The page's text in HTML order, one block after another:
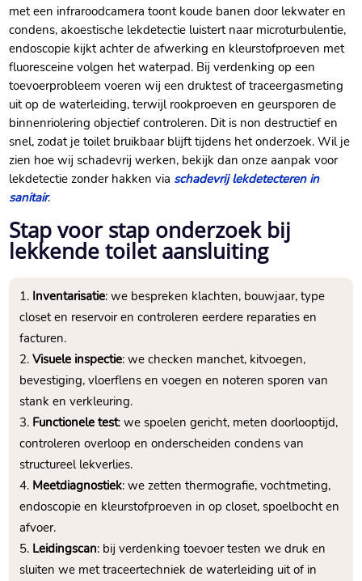
met een infraroodcamera toont koude banen door lekwater en
condens, akoestische lekdetectie luistert naar microturbulentie,
endoscopie kijkt achter de afwerking en kleurstofproeven met
fluoresceine volgen het waterpad.​ Bij verdenking op een
toevoerprobleem voeren wij een druktest of traceergasmeting
uit op de waterleiding, terwijl rookproeven en geursporen de
binnenriolering objectief controleren.​ Dit is non destructief en
snel, zodat je toilet bruikbaar blijft tijdens het onderzoek.​ Wil je
zien hoe wij schadevrij werken, bekijk dan onze aanpak voor
lekdetectie zonder hakken via schadevrij lekdetecteren in
sanitair.​
Stap voor stap onderzoek bij
lekkende toilet aansluiting
Inventarisatie: we bespreken klachten, bouwjaar, type
closet en reservoir en controleren eerdere reparaties en
facturen.​
Visuele inspectie: we checken manchet, kitvoegen,
bevestiging, vloerflens en voegen en noteren sporen van
stank en verkleuring.​
Functionele test: we spoelen gericht, meten doorlooptijd,
controleren overloop en onderscheiden condens van
structureel lekverlies.​
Meetdiagnostiek: we zetten thermografie, vochtmeting,
endoscopie en kleurstofproeven in op closet, spoelbocht en
afvoer.​
Leidingscan: bij verdenking toevoer testen we druk en
sluiten we met traceertechniek de waterleiding uit of in